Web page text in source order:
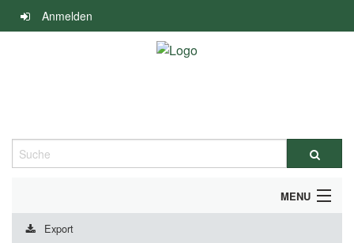
Navigation
überspringen
Anmelden
Suche
MENU
DURCHFÜHRUNG UND FINANZIERUNG
Export